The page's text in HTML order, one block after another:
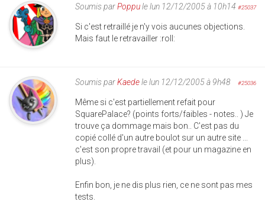
Soumis parPoppule lun 12/12/2005 à 10h14 #25037
Si c'est retraillé je n'y vois aucunes objections.
Mais faut le retravailler :roll:
Soumis parKaedele lun 12/12/2005 à 9h48 #25036
Même si c'est partiellement refait pour
SquarePalace? (points forts/faibles - notes.. ) Je
trouve ça dommage mais bon.. C'est pas du
copié collé d'un autre boulot sur un autre site ...
c'est son propre travail (et pour un magazine en
plus).
Enfin bon, je ne dis plus rien, ce ne sont pas mes
tests.